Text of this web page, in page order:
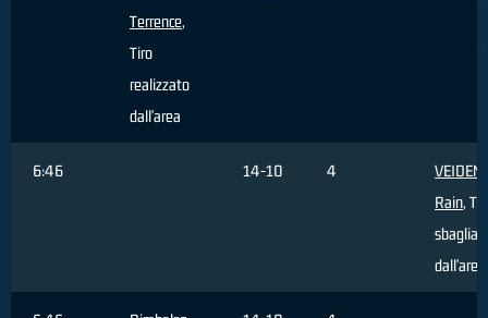
Terrence,
Tiro
realizzato
dall'area
6:46 14-10 4
Rain,
dall'area